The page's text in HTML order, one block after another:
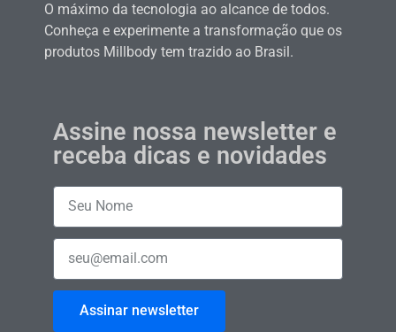
O máximo da tecnologia ao alcance de todos.
Conheça e experimente a transformação que os
produtos Millbody tem trazido ao Brasil.
Assine nossa newsletter e
receba dicas e novidades
Assinar newsletter